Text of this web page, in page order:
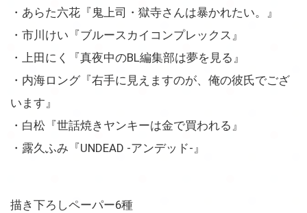
・あらた六花『鬼上司・獄寺さんは暴かれたい。』
・市川けい『ブルースカイコンプレックス』
・上田にく『真夜中のBL編集部は夢を見る』
・内海ロング『右手に見えますのが、俺の彼氏でござ
います』
・白松『世話焼きヤンキーは金で買われる』
・露久ふみ『UNDEAD -アンデッド-』
描き下ろしペーパー6種